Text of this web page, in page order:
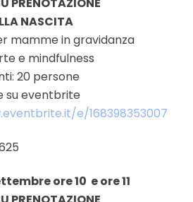
NASCITA
mamme in gravidanza
e mindfulness
20 persone
su eventbrite
e/168398353007
ore 10 e ore 11